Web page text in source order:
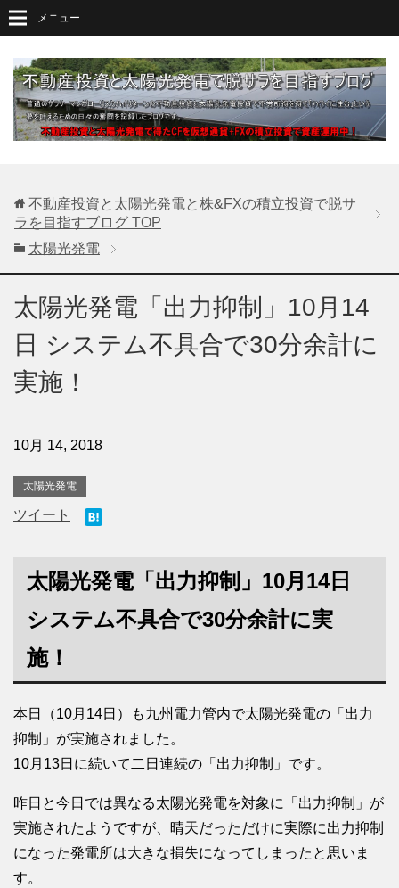
メニュー
不動産投資と太陽光発電と株&FXの積立投資で脱サ
ラを目指すブログ TOP
太陽光発電
太陽光発電「出力抑制」10月14
日 システム不具合で30分余計に
実施！
10月 14, 2018
太陽光発電
ツイート
太陽光発電「出力抑制」10月14日
システム不具合で30分余計に実
施！
本日（10月14日）も九州電力管内で太陽光発電の「出力
抑制」が実施されました。
10月13日に続いて二日連続の「出力抑制」です。
昨日と今日では異なる太陽光発電を対象に「出力抑制」が
実施されたようですが、晴天だっただけに実際に出力抑制
になった発電所は大きな損失になってしまったと思いま
す。